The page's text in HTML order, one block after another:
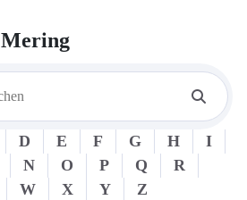
Mering
D E F G H
I
N O P Q
R
W X Y Z